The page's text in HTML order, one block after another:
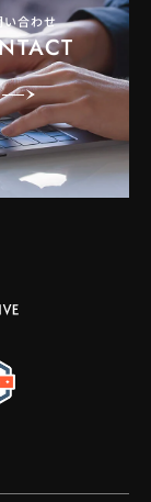
い合わせ